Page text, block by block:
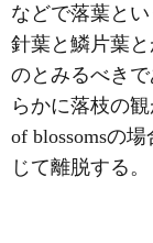
などで落葉と
針葉と鱗片葉
のとみるべき
らかに落枝の
of blossomsの
じて離脱する。